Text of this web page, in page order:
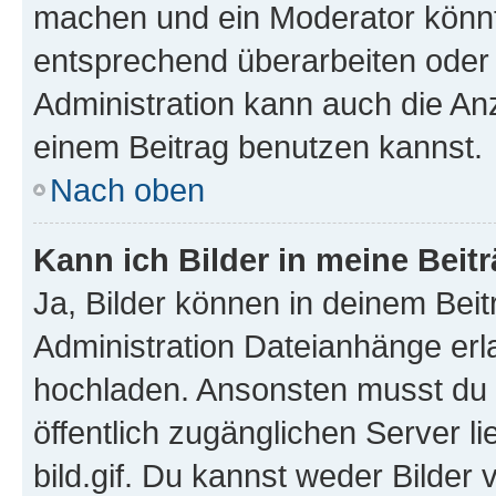
machen und ein Moderator
entsprechend überarbeiten
Administration kann auch die
einem Beitrag benutzen kannst.
Nach oben
Kann ich Bilder in meine
Ja, Bilder können in deinem
Administration Dateianhänge
hochladen. Ansonsten musst
öffentlich zugänglichen Server
bild.gif. Du kannst weder Bilder